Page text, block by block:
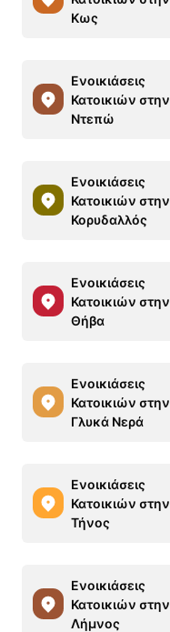
Κως
Ενοικιάσεις
Κατοικιών στην
Ντεπώ
Ενοικιάσεις
Κατοικιών στην
Κορυδαλλός
Ενοικιάσεις
Κατοικιών στην
Θήβα
Ενοικιάσεις
Κατοικιών στην
Γλυκά Νερά
Ενοικιάσεις
Κατοικιών στην
Τήνος
Ενοικιάσεις
Κατοικιών στην
Λήμνος